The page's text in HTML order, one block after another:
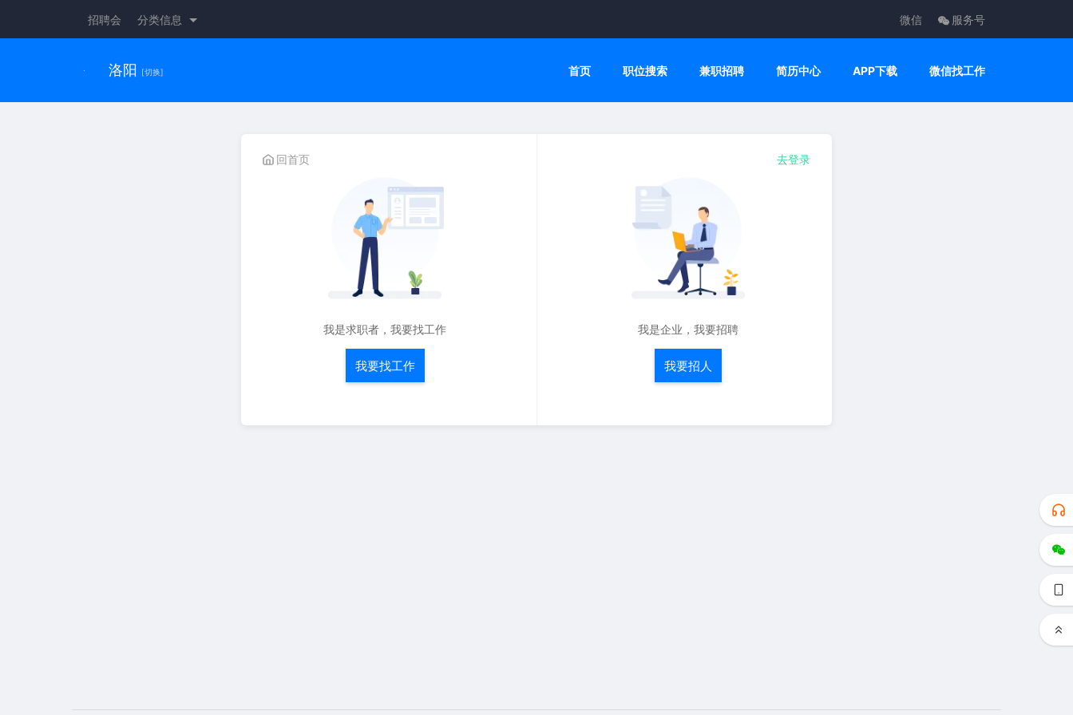
招聘会 分类信息 微信 服务号
洛阳 [切换] 首页 职位搜索 兼职招聘 简历中心 APP下载 微信找工作
我是求职者，我要找工作
我要找工作
我是企业，我要招聘
我要招人
回首页 去登录